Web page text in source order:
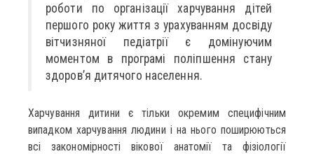
роботи по організації харчування дітей
першого року життя з урахуванням досвіду
вітчизняної педіатрії є домінуючим
моментом в програмі поліпшення стану
здоров’я дитячого населення.
Харчування дитини є тільки окремим специфічним
випадком харчування людини і на нього поширюються
всі закономірності вікової анатомії та фізіології